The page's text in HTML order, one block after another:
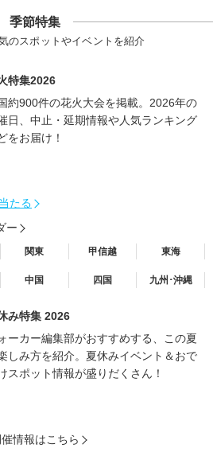
季節特集
のスポットやイベントを紹介
特集2026
約900件の花火大会を掲載。2026年の
日、中止・延期情報や人気ランキング
をお届け！
たる
ー
関東 甲信越 東海
中国 四国 九州･沖縄
み特集 2026
ーカー編集部がおすすめする、この夏
しみ方を紹介。夏休みイベント＆おで
スポット情報が盛りだくさん！
情報はこちら